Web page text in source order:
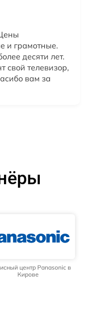
и грамотные.
десяти лет.
свой телевизор,
вам за
центр Panasonic в
Кирове